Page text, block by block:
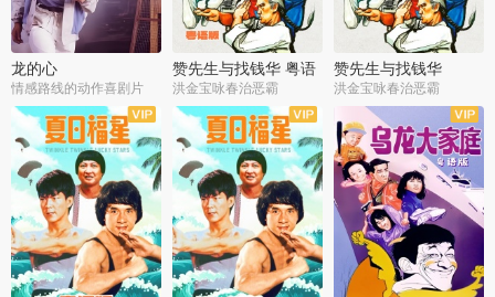
龙的心
情感路线的动作喜剧片
赞先生与找钱华 粤语
版
洪金宝咏春治恶霸
赞先生与找钱华
洪金宝咏春治恶霸